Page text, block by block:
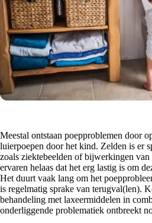
Meestal ontstaan poepproblemen door
luierpoepen door het kind. Zelden is er
zoals ziektebeelden of bijwerkingen van
ervaren helaas dat het erg lastig is om
Het duurt vaak lang om het
is regelmatig sprake van terugval(len).
behandeling met laxeermiddelen in
onderliggende problematiek ontbreekt